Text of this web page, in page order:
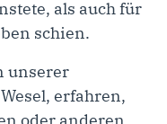
als auch für
schien.
unserer
erfahren,